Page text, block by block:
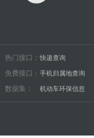
热门接口： 快递查询
免费接口： 手机归属地查询
数据集： 机动车环保信息